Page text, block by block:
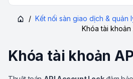
/ Kết nối sàn giao dịch & quản
Khóa tài khoản
Khóa tài khoản